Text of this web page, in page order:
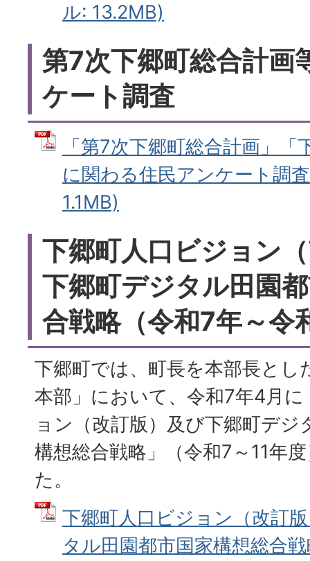
ル: 13.2MB)
第7次下郷町総合計画
ケート調査
「第7次下郷町総合計画」「
に関わる住民アンケート調
1.1MB)
下郷町人口ビジョン
下郷町デジタル田園
合戦略（令和7年～令
下郷町では、町長を本部長とし
本部」において、令和7年4月
ョン（改訂版）及び下郷町デジ
構想総合戦略」（令和7～11年
た。
下郷町人口ビジョン（改訂
タル田園都市国家構想総合